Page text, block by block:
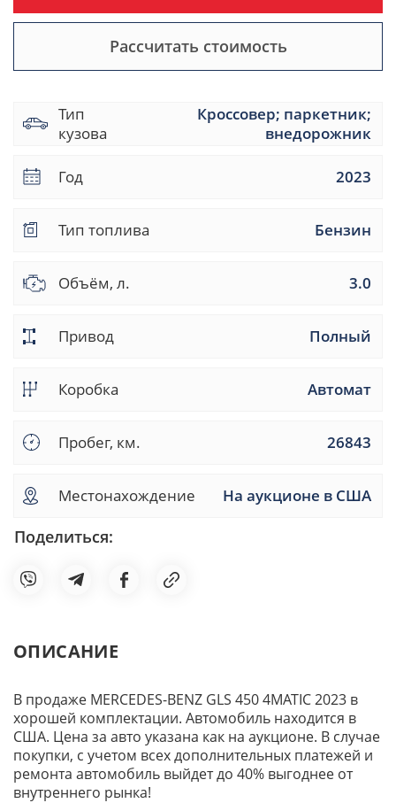
Рассчитать стоимость
Тип
кузова
Кроссовер; паркетник;
внедорожник
Год 2023
Тип топлива Бензин
Объём, л. 3.0
Привод Полный
Коробка Автомат
Пробег, км. 26843
Местонахождение На аукционе в США
Поделиться:
ОПИСАНИЕ
В продаже MERCEDES-BENZ GLS 450 4MATIC 2023 в
хорошей комплектации. Автомобиль находится в
США. Цена за авто указана как на аукционе. В случае
покупки, с учетом всех дополнительных платежей и
ремонта автомобиль выйдет до 40% выгоднее от
внутреннего рынка!